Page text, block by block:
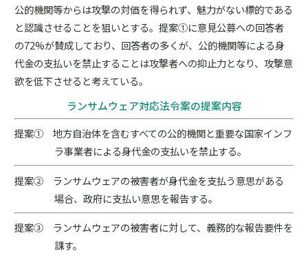
公的機関等からは攻撃の対価を得られず、魅力がない標的である
と認識させることを狙いとする。提案①に意見公募への回答者
の72%が賛成しており、回答者の多くが、公的機関等による身
代金の支払いを禁止することは攻撃者への抑止力となり、攻撃意
欲を低下させると考えている。
ランサムウェア対応法令案の提案内容
提案① 地方自治体を含むすべての公的機関と重要な国家インフ
ラ事業者による身代金の支払いを禁止する。
提案② ランサムウェアの被害者が身代金を支払う意思がある
場合、政府に支払い意思を報告する。
提案③ ランサムウェアの被害者に対して、義務的な報告要件を
課す。